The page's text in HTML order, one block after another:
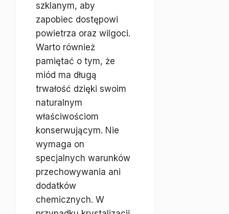
szklanym, aby
zapobiec dostępowi
powietrza oraz wilgoci.
Warto również
pamiętać o tym, że
miód ma długą
trwałość dzięki swoim
naturalnym
właściwościom
konserwującym. Nie
wymaga on
specjalnych warunków
przechowywania ani
dodatków
chemicznych. W